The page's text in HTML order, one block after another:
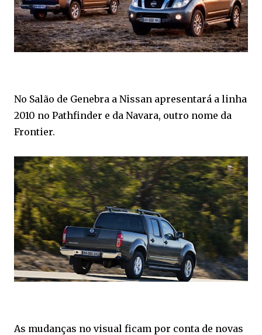
No Salão de Genebra a Nissan apresentará a linha
2010 no Pathfinder e da Navara, outro nome da
Frontier.
As mudanças no visual ficam por conta de novas